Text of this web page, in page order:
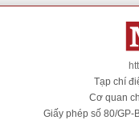
Tạp chí
Cơ quan
Giấy phép số 80/GP-